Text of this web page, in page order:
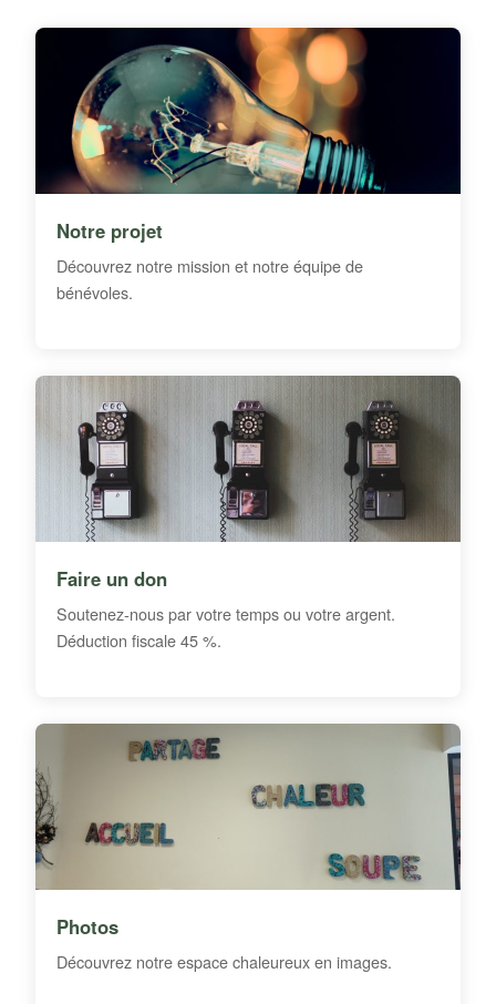
Notre projet
Découvrez notre mission et notre équipe de
bénévoles.
Faire un don
Soutenez-nous par votre temps ou votre argent.
Déduction fiscale 45 %.
Photos
Découvrez notre espace chaleureux en images.